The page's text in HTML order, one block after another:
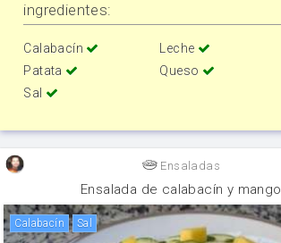
ingredientes:
Calabacín
Leche
Patata
Queso
Sal
Ensaladas
Ensalada de calabacín y mango
calabacín sal